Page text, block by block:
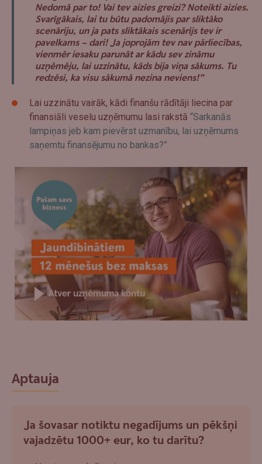
Nedomā par to! Vai tev aizies greizi? Noteikti aizies.
Svarīgākais, lai tu būtu padomājis par sliktāko
scenāriju, un ja pats sliktākais scenārijs tev ir
pavelkams – dari! Ja joprojām tev nav pārliecības,
vienmēr iesaku parunāt ar kādu sev zināmu
uzņēmēju, lai uzzinātu, kāds bija viņa sākums. Tu
redzēsi, ka visu sākumā nezina neviens!”
Lai uzzinātu vairāk, kādi finanšu rādītāji liecina par
finansiāli veselu uzņēmumu lasi rakstā “Sarkanās
lampiņas jeb kam pievērst uzmanību, lai uzņēmums
saņemtu finansējumu no bankas?”
Aptauja
Ja šovasar notiktu negadījums un pēkšņi
vajadzētu 1000+ eur, ko tu darītu?